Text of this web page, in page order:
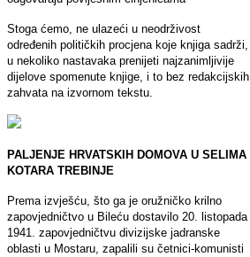
Stoga ćemo, ne ulazeći u neodrživost
određenih političkih procjena koje knjiga sadrži,
u nekoliko nastavaka prenijeti najzanimljivije
dijelove spomenute knjige, i to bez redakcijskih
zahvata na izvornom tekstu.
PALJENJE HRVATSKIH DOMOVA U SELIMA
KOTARA TREBINJE
Prema izvješću, što ga je oružničko krilno
zapovjedničtvo u Bileću dostavilo 20. listopada
1941. zapovjedničtvu divizijske jadranske
oblasti u Mostaru, zapalili su četnici-komunisti